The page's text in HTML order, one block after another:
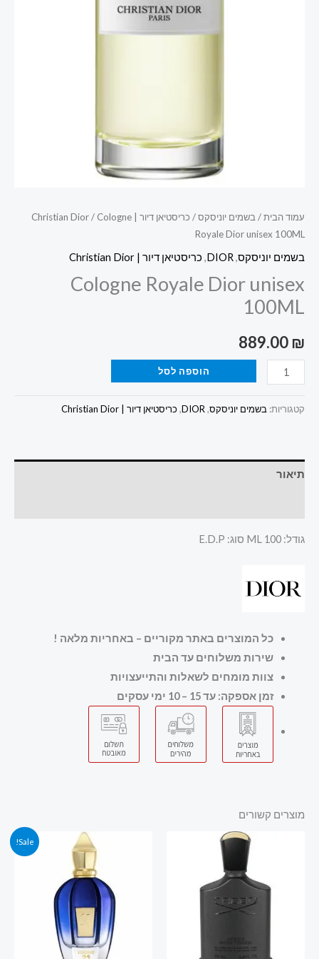
עמוד הבית/בשמים יוניסקס/ כריסטיאן דיור | Christian Dior / Cologne
Royale Dior unisex 100ML
בשמים יוניסקס,
DIOR
, כריסטיאן דיור | Christian Dior
Cologne Royale Dior unisex
100ML
889.00 ₪
הוספה לסל
קטגוריות: בשמים יוניסקס,
DIOR
, כריסטיאן דיור | Christian Dior
תיאור
גודל: 100 ML סוג: E.D.P
כל המוצרים באתר מקוריים – באחריות מלאה !
שירות משלוחים עד הבית
צוות מומחים לשאלות והתייעצויות
זמן אספקה: עד 15 – 10 ימי עסקים
מוצרים קשורים
Sale!
המחיר
המקורי
היה:
850.00 ₪.